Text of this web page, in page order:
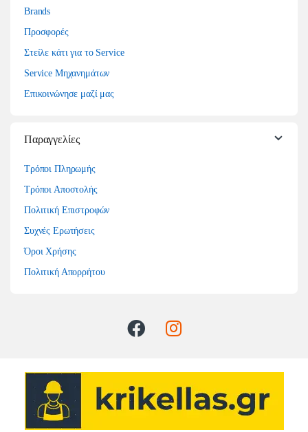
Brands
Προσφορές
Στείλε κάτι για το Service
Service Μηχανημάτων
Επικοινώνησε μαζί μας
Παραγγελίες
Τρόποι Πληρωμής
Τρόποι Αποστολής
Πολιτική Επιστροφών
Συχνές Ερωτήσεις
Όροι Χρήσης
Πολιτική Απορρήτου